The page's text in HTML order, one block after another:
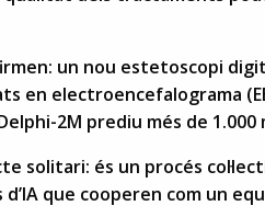
un nou estetoscopi
en electroencefalograma
2M prediu més de 1.000
solitari: és un procés
que cooperen com un